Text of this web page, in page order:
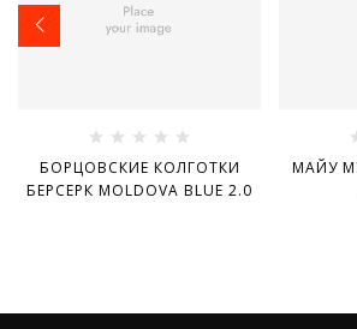
БОРЦОВСКИЕ КОЛГОТКИ
БЕРСЕРК MOLDOVA BLUE 2.0
МАЙУ